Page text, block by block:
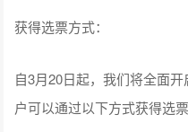
获得选票方式：
自3月20日起，我们将全面
户可以通过以下方式获得选票